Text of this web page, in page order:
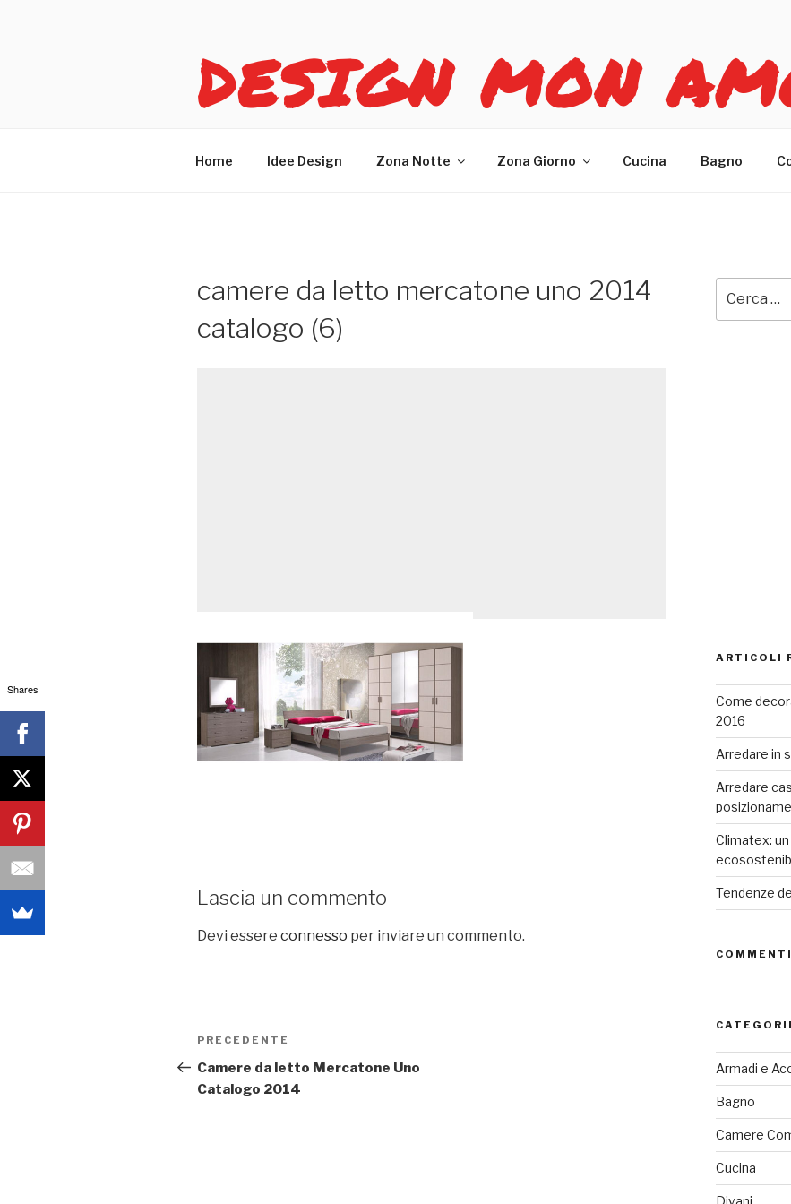
DESIGN MON
Home Idee Design Zona Notte Zona Giorno Cucina Bagno
camere da letto mercatone uno 2014
catalogo (6)
Lascia un commento
Devi essere connesso per inviare un commento.
Navigazione
articoli
Articolo
precedente:
PRECEDENTE
Camere da letto Mercatone Uno
Catalogo 2014
ARTICOLI
Come
2016
Arredare in
Arredare
Climatex:
Tendenze
Armadi e
Bagno
Camere
Cucina
Shares